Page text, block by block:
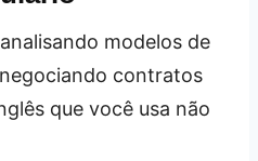
modelos de
contratos
que você usa não